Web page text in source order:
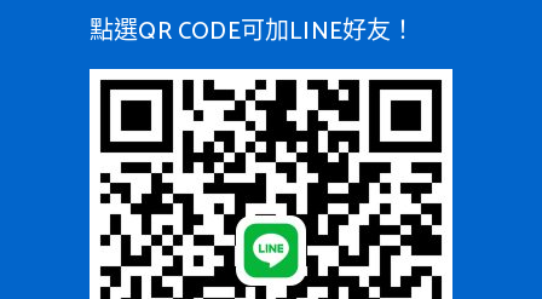
點選QR CODE可加LINE好友！